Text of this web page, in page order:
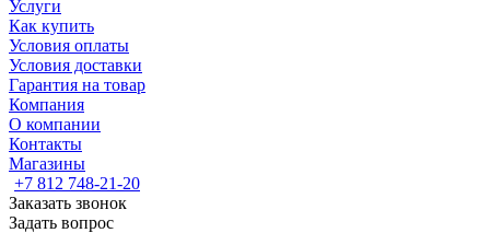
Услуги
Как купить
Условия оплаты
Условия доставки
Гарантия на товар
Компания
О компании
Контакты
Магазины
+7 812 748-21-20
Заказать звонок
Задать вопрос